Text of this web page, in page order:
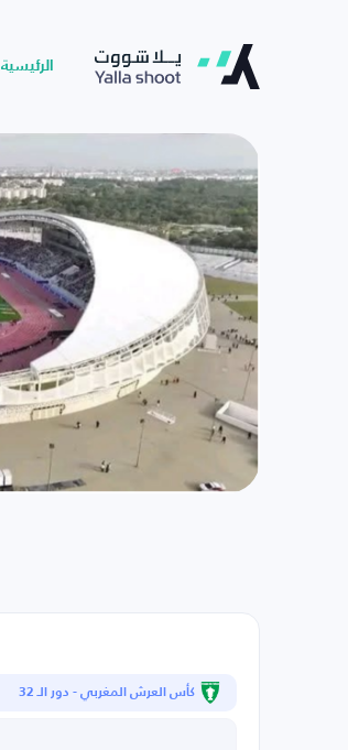
الرئيسية
كأس العرش المغربي - دور الـ 32